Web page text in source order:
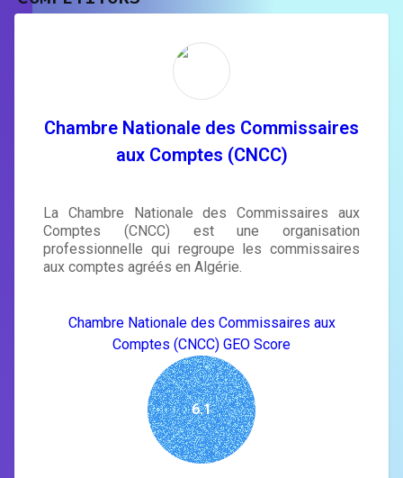
rewrite your page
tailored to your site's score.
Chambre Nationale des Commissaires
aux Comptes (CNCC)
La Chambre Nationale des Commissaires aux
Comptes (CNCC) est une organisation
professionnelle qui regroupe les commissaires
aux comptes agréés en Algérie.
Chambre Nationale des Commissaires aux
Comptes (CNCC) GEO Score
6.1